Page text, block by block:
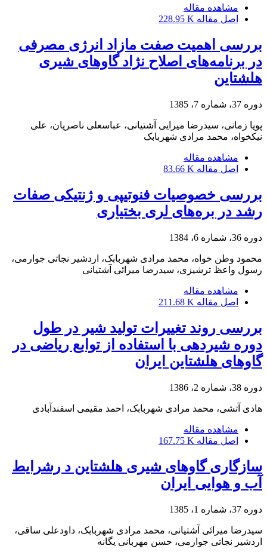
مشاهده مقاله
اصل مقاله 228.95 K
بررسی اهمیت صفت مازاد انرژی مصرفی
در برنامه‌های اصلاح نژاد گاوهای شیری
هلشتاین
دوره 37، شماره 7، 1385
پویا زمانی، سیدرضا میرایی آشتیانی، عباسعلی ناصریان، علی
نیکخواه، محمد مرادی شهربابک
مشاهده مقاله
اصل مقاله 83.66 K
بررسی خصوصیات فنوتیپی و ژنتیکی صفات
رشد در بره‌های لری بختیاری
دوره 36، شماره 6، 1384
محمود وطن خواه، محمد مرادی شهربابک، اردشیر نجاتی جوارمی،
رسول واعظ ترشیزی، سیدرضا میرائی آشتیانی
مشاهده مقاله
اصل مقاله 211.68 K
بررسی روند تغییرات تولید شیر در طول
دوره شیردهی‌ با استفاده از توابع ریاضی در
گاوهای هلشتاین ایران
دوره 38، شماره 2، 1386
هادی آتشی، محمد مرادی شهربابک، احمد مقیمی اسفندآبادی
مشاهده مقاله
اصل مقاله 167.75 K
سازگاری گاوهای شیری هلشتاین د رشرایط
آب و هوایی ایران
دوره 37، شماره 1، 1385
سیدرضا میرائی آشتیانی، محمد مرادی شهربابک، داودعلی ساقی،
اردشیر نجاتی جوارمی، حسن مهربانی یگانه